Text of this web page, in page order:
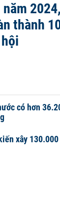
thành
có hơn
xây